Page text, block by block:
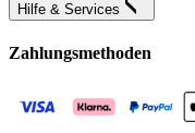
Hilfe & Services
Zahlungsmethoden